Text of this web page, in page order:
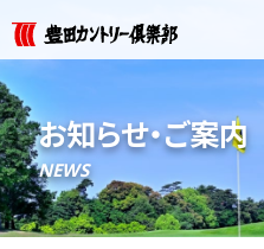
お知らせ・ご案内
NEWS